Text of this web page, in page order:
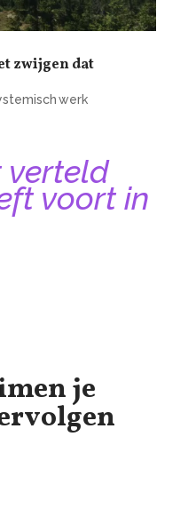
zwijgen dat
werk
verteld
voort in
je